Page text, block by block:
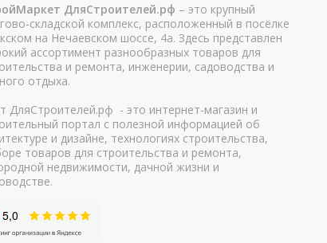
ДляСтроителей.рф – это крупный
складской комплекс, расположенный в посёлке
на Нечаевском шоссе, 4а. Здесь представлен
ассортимент разнообразных товаров для
и ремонта, инженерии, садоводства и
отдыха.
ДляСтроителей.рф - это интернет-магазин и
портал с полезной информацией об
и дизайне, технологиях строительства,
товаров для строительства и ремонта,
недвижимости, дачной жизни и